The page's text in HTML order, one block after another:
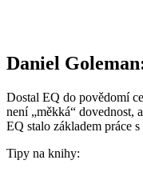
Daniel
Dostal EQ do povědomí
není „měkká“ dovednost,
EQ stalo základem práce
Tipy na knihy: